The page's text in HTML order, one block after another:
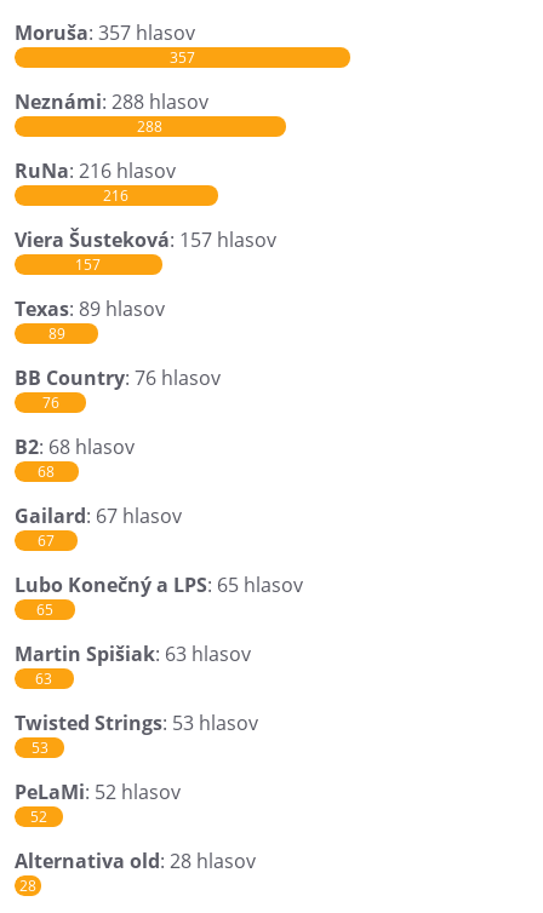
Moruša: 357 hlasov
357
Neznámi: 288 hlasov
288
RuNa: 216 hlasov
216
Viera Šusteková: 157 hlasov
157
Texas: 89 hlasov
89
BB Country: 76 hlasov
76
B2: 68 hlasov
68
Gailard: 67 hlasov
67
Lubo Konečný a LPS: 65 hlasov
65
Martin Spišiak: 63 hlasov
63
Twisted Strings: 53 hlasov
53
PeLaMi: 52 hlasov
52
Alternativa old: 28 hlasov
28